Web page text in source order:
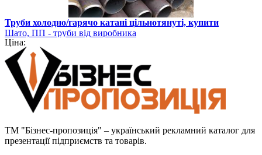
Труби холодно/гарячо катані цільнотянуті, купити
Шато, ПП - труби від виробника
Ціна:
ТМ "Бізнес-пропозиція" – український рекламний каталог для
презентації підприємств та товарів.